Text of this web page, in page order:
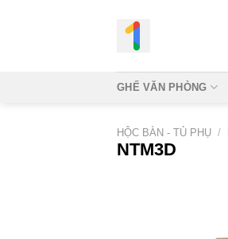
GHẾ VĂN PHÒNG
HỘC BÀN - TỦ PHỤ /
NTM3D